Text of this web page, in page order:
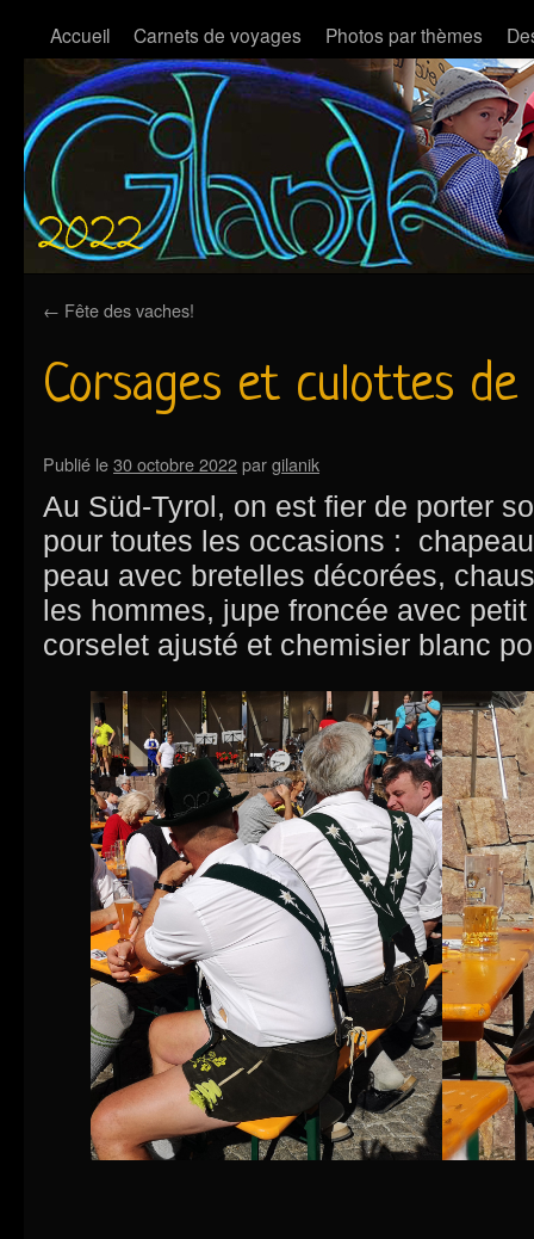
Accueil Carnets de voyages Photos par thèmes
← Fête des vaches!
Corsages et culottes de
Publié le30 octobre 2022pargilanik
Au Süd-Tyrol, on est fier de porter
pour toutes les occasions :
peau avec bretelles décorées,
les hommes, jupe froncée avec
corselet ajusté et chemisier blanc